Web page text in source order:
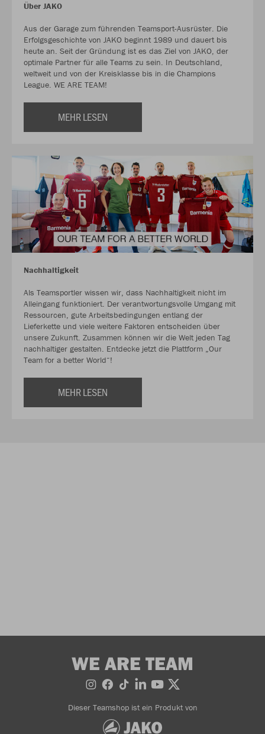
Über JAKO
Aus der Garage zum führenden Teamsport-Ausrüster. Die
Erfolgsgeschichte von JAKO beginnt 1989 und dauert bis
heute an. Seit der Gründung ist es das Ziel von JAKO, der
optimale Partner für alle Teams zu sein. In Deutschland,
weltweit und von der Kreisklasse bis in die Champions
League. WE ARE TEAM!
MEHR LESEN
Nachhaltigkeit
Als Teamsportler wissen wir, dass Nachhaltigkeit nicht im
Alleingang funktioniert. Der verantwortungsvolle Umgang mit
Ressourcen, gute Arbeitsbedingungen entlang der
Lieferkette und viele weitere Faktoren entscheiden über
unsere Zukunft. Zusammen können wir die Welt jeden Tag
nachhaltiger gestalten. Entdecke jetzt die Plattform „Our
Team for a better World“!
MEHR LESEN
WE ARE TEAM
Dieser Teamshop ist ein Produkt von